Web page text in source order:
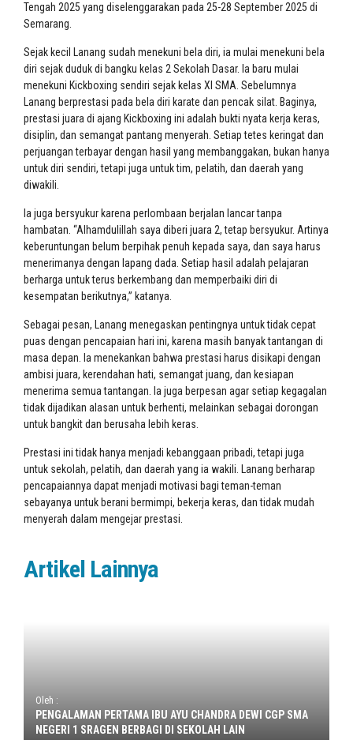
Tengah 2025 yang diselenggarakan pada 25-28 September 2025 di
Semarang.
Sejak kecil Lanang sudah menekuni bela diri, ia mulai menekuni bela
diri sejak duduk di bangku kelas 2 Sekolah Dasar. Ia baru mulai
menekuni Kickboxing sendiri sejak kelas XI SMA. Sebelumnya
Lanang berprestasi pada bela diri karate dan pencak silat. Baginya,
prestasi juara di ajang Kickboxing ini adalah bukti nyata kerja keras,
disiplin, dan semangat pantang menyerah. Setiap tetes keringat dan
perjuangan terbayar dengan hasil yang membanggakan, bukan hanya
untuk diri sendiri, tetapi juga untuk tim, pelatih, dan daerah yang
diwakili.
Ia juga bersyukur karena perlombaan berjalan lancar tanpa
hambatan. “Alhamdulillah saya diberi juara 2, tetap bersyukur. Artinya
keberuntungan belum berpihak penuh kepada saya, dan saya harus
menerimanya dengan lapang dada. Setiap hasil adalah pelajaran
berharga untuk terus berkembang dan memperbaiki diri di
kesempatan berikutnya,” katanya.
Sebagai pesan, Lanang menegaskan pentingnya untuk tidak cepat
puas dengan pencapaian hari ini, karena masih banyak tantangan di
masa depan. Ia menekankan bahwa prestasi harus disikapi dengan
ambisi juara, kerendahan hati, semangat juang, dan kesiapan
menerima semua tantangan. Ia juga berpesan agar setiap kegagalan
tidak dijadikan alasan untuk berhenti, melainkan sebagai dorongan
untuk bangkit dan berusaha lebih keras.
Prestasi ini tidak hanya menjadi kebanggaan pribadi, tetapi juga
untuk sekolah, pelatih, dan daerah yang ia wakili. Lanang berharap
pencapaiannya dapat menjadi motivasi bagi teman-teman
sebayanya untuk berani bermimpi, bekerja keras, dan tidak mudah
menyerah dalam mengejar prestasi.
Artikel Lainnya
Oleh :
PENGALAMAN PERTAMA IBU AYU CHANDRA DEWI CGP SMA
NEGERI 1 SRAGEN BERBAGI DI SEKOLAH LAIN